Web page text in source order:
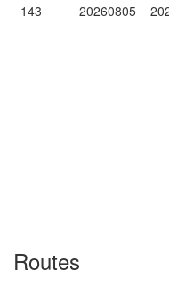
143 20260805
Routes